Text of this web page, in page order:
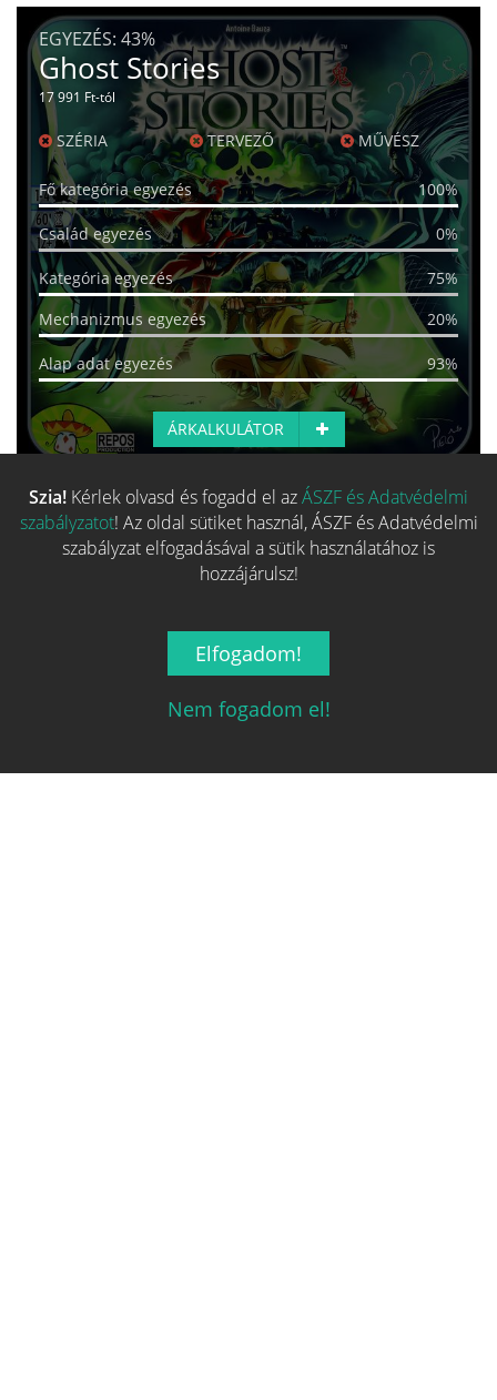
EGYEZÉS: 43%
Ghost Stories
17 991 Ft-tól
SZÉRIA TERVEZŐ MŰVÉSZ
Fő kategória egyezés 100%
Család egyezés 0%
Kategória egyezés
75%
Mechanizmus egyezés
20%
Alap adat egyezés 93%
ÁRKALKULÁTOR
Több hasonló játék keresése
Szia! Kérlek olvasd és fogadd el azÁSZF és Adatvédelmi
szabályzatot! Az oldal sütiket használ, ÁSZF és Adatvédelmi
szabályzat elfogadásával a sütik használatához is
hozzájárulsz!
Elfogadom!
Nem fogadom el!